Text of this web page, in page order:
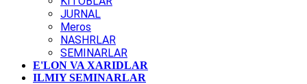
JURNAL
Meros
NASHRLAR
SEMINARLAR
E'LON VA XARIDLAR
ILMIY SEMINARLAR